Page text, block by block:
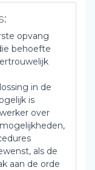
opvang
behoefte
in de
is
over
als de
aan de orde